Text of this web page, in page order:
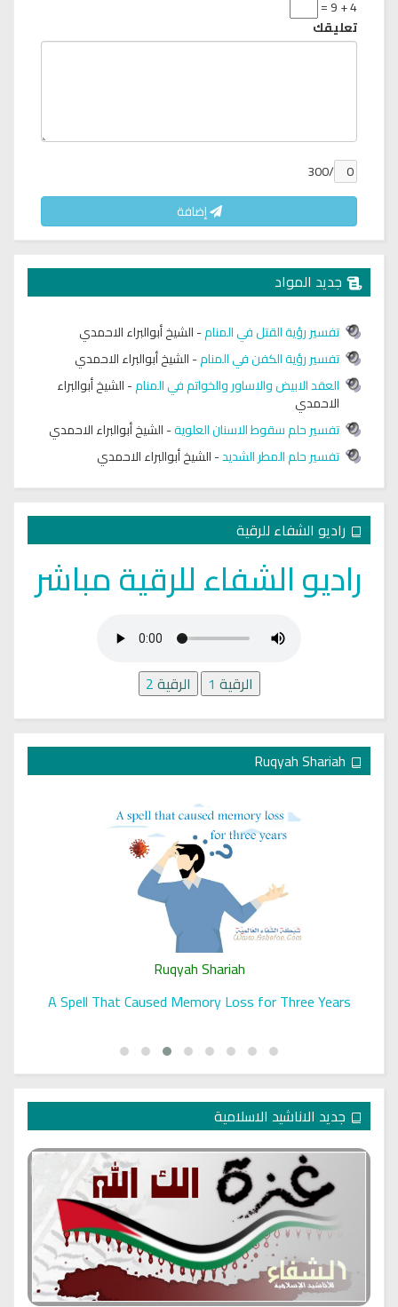
4 + 9 =
تعليقك
/300
إضافة
جديد المواد
تفسير رؤية القتل في المنام-الشيخ أبوالبراء الاحمدي
تفسير رؤية الكفن في المنام-الشيخ أبوالبراء الاحمدي
العقد الابيض والاساور والخواتم في المنام-الشيخ أبوالبراء
الاحمدي
تفسير حلم سقوط الاسنان العلوية-الشيخ أبوالبراء الاحمدي
تفسير حلم المطر الشديد-الشيخ أبوالبراء الاحمدي
راديو الشفاء للرقية
راديو الشفاء للرقية مباشر
الرقية 1 الرقية2
Ruqyah Shariah
A Spell That Caused Memory Loss for Three Years
جديد الاناشيد الاسلامية